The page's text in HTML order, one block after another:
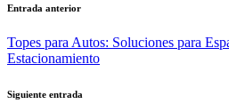
Navegación
de
entradas
Entrada anterior
Topes para Autos: Soluciones para
Estacionamiento
Siguiente entrada